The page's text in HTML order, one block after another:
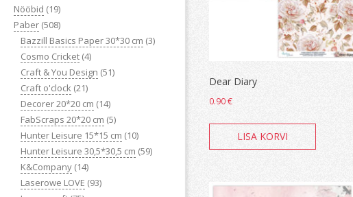
Nööbid (19)
Paber (508)
Bazzill Basics Paper 30*30 cm (3)
Cosmo Cricket (4)
Craft & You Design (51)
Craft o'clock (21)
Decorer 20*20 cm (14)
FabScraps 20*20 cm (5)
Hunter Leisure 15*15 cm (10)
Hunter Leisure 30,5*30,5 cm (59)
K&Company (14)
Laserowe LOVE (93)
Dear Diary
0.90€
LISA KORVI